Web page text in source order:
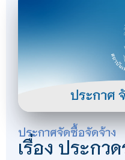
ประกาศจัดซื้อจัดจ้าง
เรื่อง ประกว